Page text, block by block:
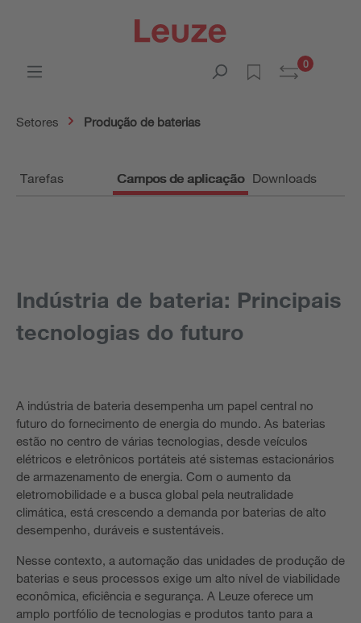
0
Setores Produção de baterias
Tarefas Campos de aplicação Downloads
Indústria de bateria: Principais
tecnologias do futuro
A indústria de bateria desempenha um papel central no
futuro do fornecimento de energia do mundo. As baterias
estão no centro de várias tecnologias, desde veículos
elétricos e eletrônicos portáteis até sistemas estacionários
de armazenamento de energia. Com o aumento da
eletromobilidade e a busca global pela neutralidade
climática, está crescendo a demanda por baterias de alto
desempenho, duráveis e sustentáveis.
Nesse contexto, a automação das unidades de produção de
baterias e seus processos exige um alto nível de viabilidade
econômica, eficiência e segurança. A Leuze oferece um
amplo portfólio de tecnologias e produtos tanto para a